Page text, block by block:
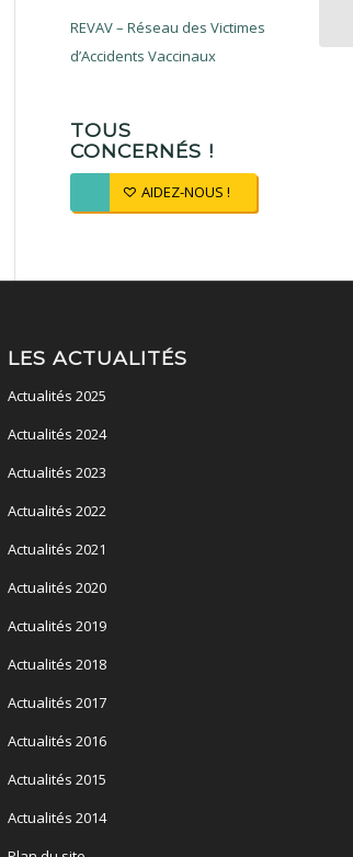
REVAV – Réseau des Victimes
d’Accidents Vaccinaux
TOUS
CONCERNÉS !
AIDEZ-NOUS !
LES ACTUALITÉS
Actualités 2025
Actualités 2024
Actualités 2023
Actualités 2022
Actualités 2021
Actualités 2020
Actualités 2019
Actualités 2018
Actualités 2017
Actualités 2016
Actualités 2015
Actualités 2014